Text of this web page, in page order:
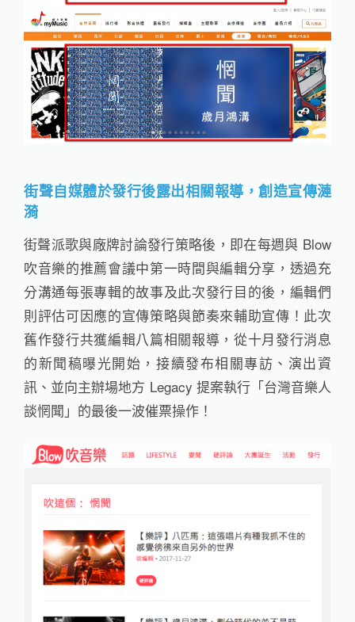
街聲自媒體於發行後露出相關報導，創造宣傳漣
漪
街聲派歌與廠牌討論發行策略後，即在每週與 Blow
吹音樂的推薦會議中第一時間與編輯分享，透過充
分溝通每張專輯的故事及此次發行目的後，編輯們
則評估可因應的宣傳策略與節奏來輔助宣傳！此次
舊作發行共獲編輯八篇相關報導，從十月發行消息
的新聞稿曝光開始，接續發布相關專訪、演出資
訊、並向主辦場地方 Legacy 提案執行「台灣音樂人
談惘聞」的最後一波催票操作！